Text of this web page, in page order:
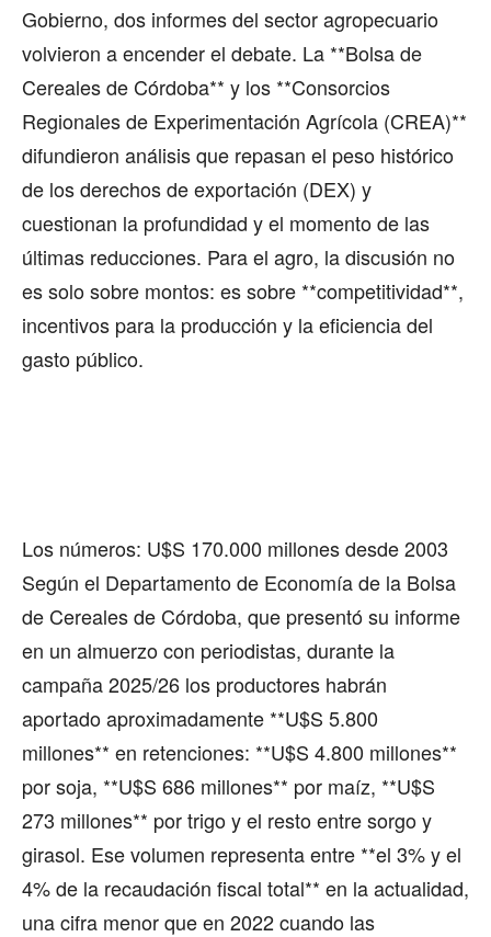
Gobierno, dos informes del sector agropecuario
volvieron a encender el debate. La **Bolsa de
Cereales de Córdoba** y los **Consorcios
Regionales de Experimentación Agrícola (CREA)**
difundieron análisis que repasan el peso histórico
de los derechos de exportación (DEX) y
cuestionan la profundidad y el momento de las
últimas reducciones. Para el agro, la discusión no
es solo sobre montos: es sobre **competitividad**,
incentivos para la producción y la eficiencia del
gasto público.
Los números: U$S 170.000 millones desde 2003
Según el Departamento de Economía de la Bolsa
de Cereales de Córdoba, que presentó su informe
en un almuerzo con periodistas, durante la
campaña 2025/26 los productores habrán
aportado aproximadamente **U$S 5.800
millones** en retenciones: **U$S 4.800 millones**
por soja, **U$S 686 millones** por maíz, **U$S
273 millones** por trigo y el resto entre sorgo y
girasol. Ese volumen representa entre **el 3% y el
4% de la recaudación fiscal total** en la actualidad,
una cifra menor que en 2022 cuando las